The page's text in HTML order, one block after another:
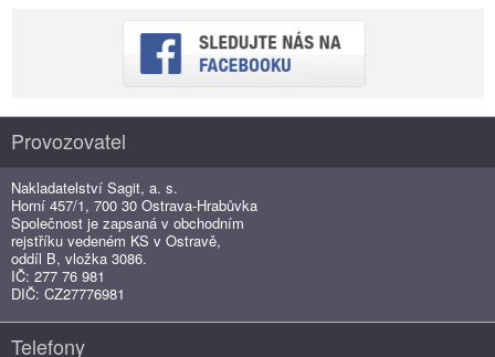
Provozovatel
Nakladatelství Sagit, a. s.
Horní 457/1, 700 30 Ostrava-Hrabůvka
Společnost je zapsaná v obchodním
rejstříku vedeném KS v Ostravě,
oddíl B, vložka 3086.
IČ: 277 76 981
DIČ: CZ27776981
Telefony